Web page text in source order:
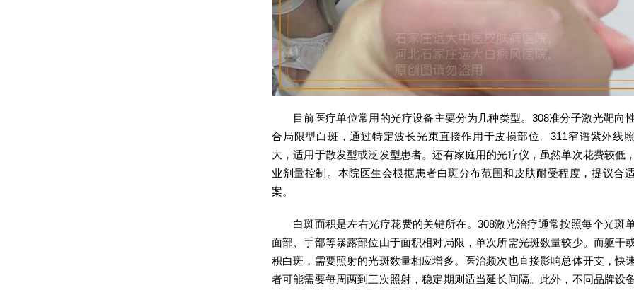
目前医疗单位常用的光疗设备主要分为几种类型。308准分子激光靶向
合局限型白斑，通过特定波长光束直接作用于皮损部位。311窄谱紫外线
大，适用于散发型或泛发型患者。还有家庭用的光疗仪，虽然单次花费较低
业剂量控制。本院医生会根据患者白斑分布范围和皮肤耐受程度，提议合
案。
白斑面积是左右光疗花费的关键所在。308激光治疗通常按照每个光斑
面部、手部等暴露部位由于面积相对局限，单次所需光斑数量较少。而躯干
积白斑，需要照射的光斑数量相应增多。医治频次也直接影响总体开支，快
者可能需要每周两到三次照射，稳定期则适当延长间隔。此外，不同品牌设